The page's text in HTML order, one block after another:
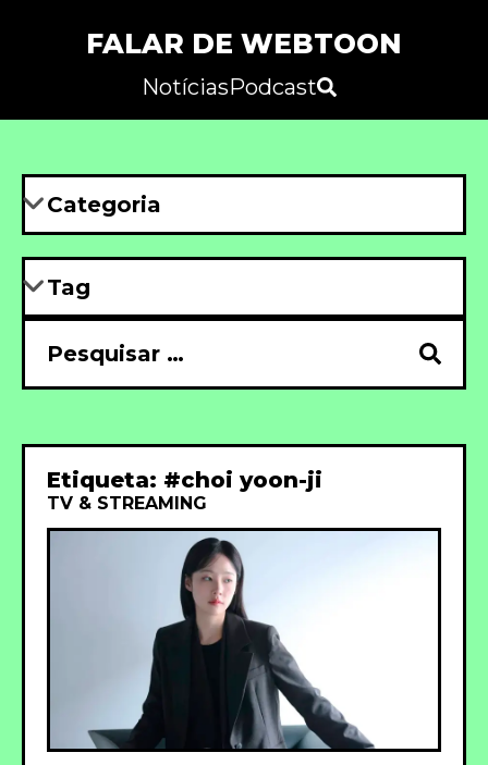
FALAR DE WEBTOON
NotíciasPodcast
Etiqueta: #choi yoon-ji
TV & STREAMING